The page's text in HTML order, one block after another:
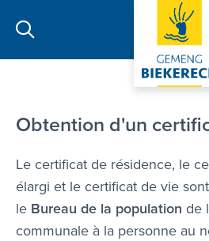
Obtention d'un
Le certificat de résidence, le
élargi et le certificat de vie
le Bureau de la population de
communale à la personne au